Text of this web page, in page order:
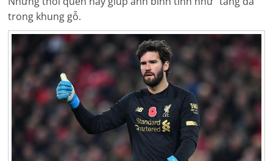
trong khung gỗ.